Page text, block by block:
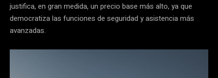
justifica, en gran medida, un precio base más alto, ya que
democratiza las funciones de seguridad y asistencia más
avanzadas.